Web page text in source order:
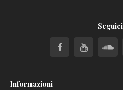
Seguici
Informazioni